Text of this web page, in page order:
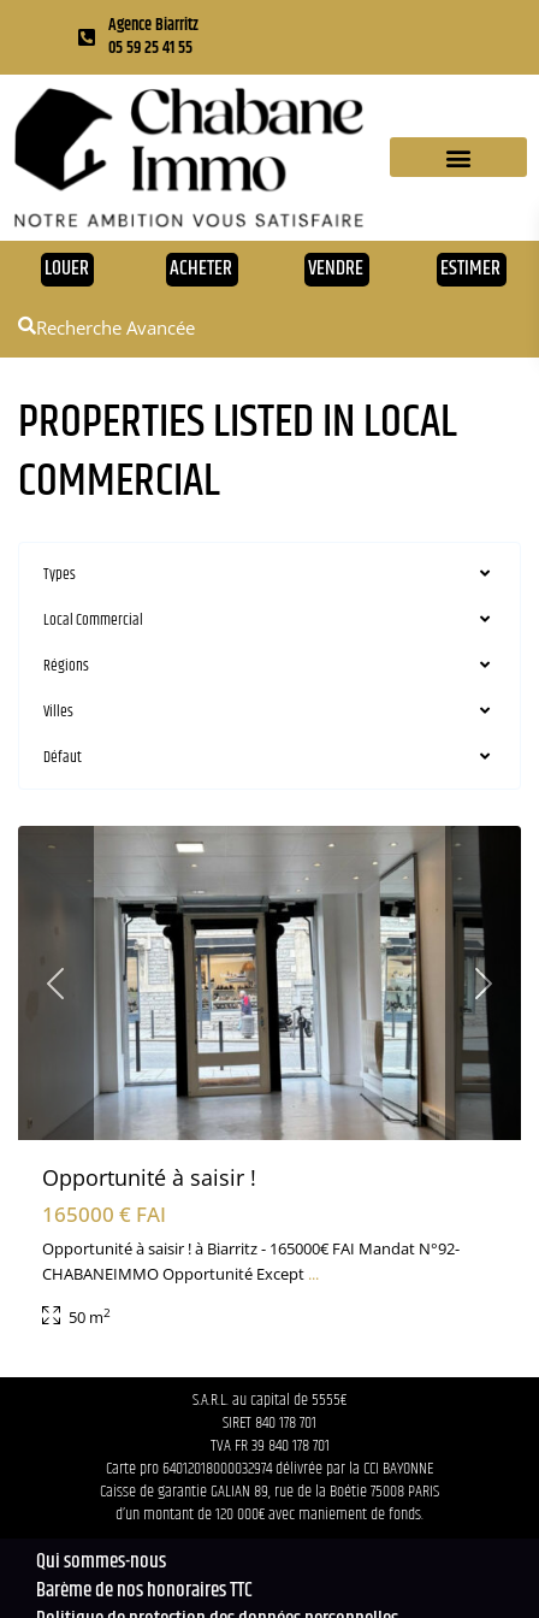
Agence Biarritz
05 59 25 41 55
LOUER ACHETER VENDRE ESTIMER
Recherche Avancée
PROPERTIES LISTED IN LOCAL
COMMERCIAL
Types
Local Commercial
Régions
Villes
Défaut
PREVIOUS NEXT
Opportunité à saisir !
165000 € FAI
Opportunité à saisir ! à Biarritz - 165000€ FAI Mandat N°92-
CHABANEIMMO Opportunité Except ...
50 m2
S.A.R.L. au capital de 5555€
SIRET 840 178 701
TVA FR 39 840 178 701
Carte pro 64012018000032974 délivrée par la CCI BAYONNE
Caisse de garantie GALIAN 89, rue de la Boétie 75008 PARIS
d’un montant de 120 000€ avec maniement de fonds.
Qui sommes-nous
Barème de nos honoraires TTC